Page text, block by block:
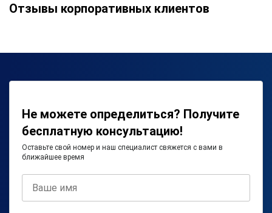
Отзывы корпоративных клиентов
Не можете определиться? Получите
бесплатную консультацию!
Оставьте свой номер и наш специалист свяжется с вами в
ближайшее время